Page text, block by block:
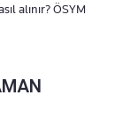
alınır? ÖSYM